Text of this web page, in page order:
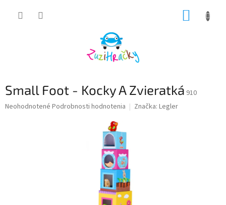
Small Foot - Kocky A Zvieratká 910
Priemerné
Neohodnotené Podrobnosti hodnotenia Značka: Legler